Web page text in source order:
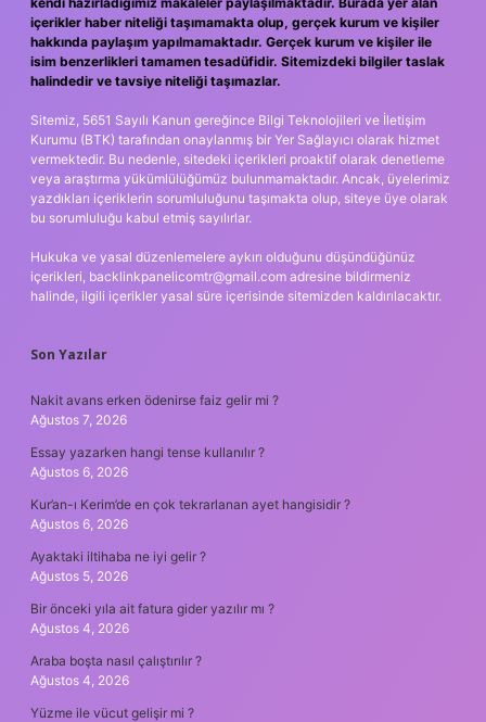
içerikler haber niteliği taşımamakta olup, gerçek kurum ve kişiler
hakkında paylaşım yapılmamaktadır. Gerçek kurum ve kişiler ile
isim benzerlikleri tamamen tesadüfidir. Sitemizdeki bilgiler taslak
halindedir ve tavsiye niteliği taşımazlar.
Sitemiz, 5651 Sayılı Kanun gereğince Bilgi Teknolojileri ve İletişim
Kurumu (BTK) tarafından onaylanmış bir Yer Sağlayıcı olarak hizmet
vermektedir. Bu nedenle, sitedeki içerikleri proaktif olarak denetleme
veya araştırma yükümlülüğümüz bulunmamaktadır. Ancak, üyelerimiz
yazdıkları içeriklerin sorumluluğunu taşımakta olup, siteye üye olarak
bu sorumluluğu kabul etmiş sayılırlar.
Hukuka ve yasal düzenlemelere aykırı olduğunu düşündüğünüz
içerikleri, backlinkpanelicomtr@gmail.com adresine bildirmeniz
halinde, ilgili içerikler yasal süre içerisinde sitemizden kaldırılacaktır.
Son Yazılar
Nakit avans erken ödenirse faiz gelir mi ?
Ağustos 7, 2026
Essay yazarken hangi tense kullanılır ?
Ağustos 6, 2026
Kur’an-ı Kerim’de en çok tekrarlanan ayet hangisidir ?
Ağustos 6, 2026
Ayaktaki iltihaba ne iyi gelir ?
Ağustos 5, 2026
Bir önceki yıla ait fatura gider yazılır mı ?
Ağustos 4, 2026
Araba boşta nasıl çalıştırılır ?
Ağustos 4, 2026
Yüzme ile vücut gelişir mi ?